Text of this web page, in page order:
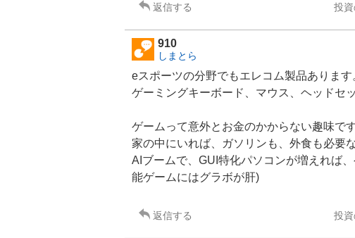
返信する 投
910
しまとら
eスポーツの分野でもエレコム製品あります
ゲーミングキーボード、マウス、ヘッドセ
ゲーム って意外とお金のかからない趣味です
家の中にいれば、ガソリンも、 外食 も必要
AIブームで、GUI特化パソコンが増えれば
能ゲームにはグラボが肝)
返信する 投